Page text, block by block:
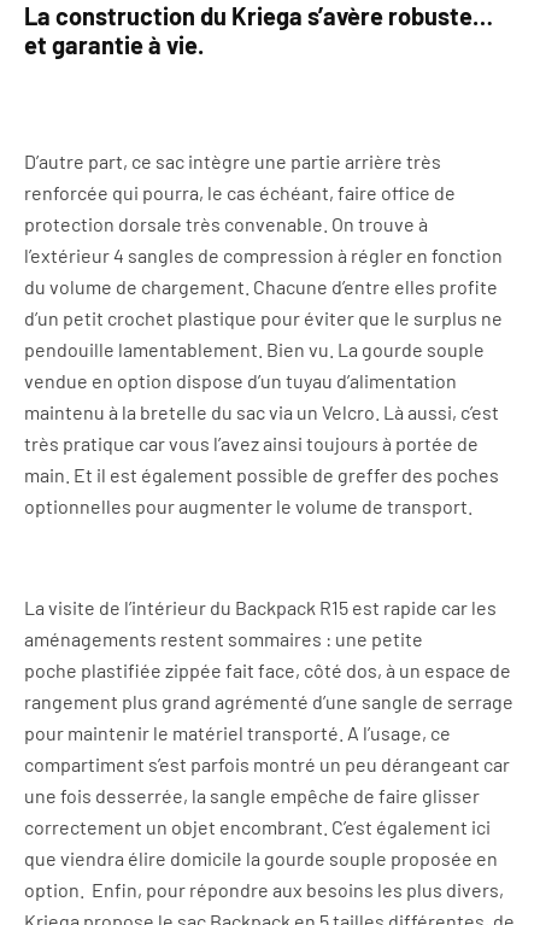
La construction du Kriega s’avère robuste…
et garantie à vie.
D’autre part, ce sac intègre une partie arrière très
renforcée qui pourra, le cas échéant, faire office de
protection dorsale très convenable. On trouve à
l’extérieur 4 sangles de compression à régler en fonction
du volume de chargement. Chacune d’entre elles profite
d’un petit crochet plastique pour éviter que le surplus ne
pendouille lamentablement. Bien vu. La gourde souple
vendue en option dispose d’un tuyau d’alimentation
maintenu à la bretelle du sac via un Velcro. Là aussi, c’est
très pratique car vous l’avez ainsi toujours à portée de
main. Et il est également possible de greffer des poches
optionnelles pour augmenter le volume de transport.
La visite de l’intérieur du Backpack R15 est rapide car les
aménagements restent sommaires : une petite
poche plastifiée zippée fait face, côté dos, à un espace de
rangement plus grand agrémenté d’une sangle de serrage
pour maintenir le matériel transporté. A l’usage, ce
compartiment s’est parfois montré un peu dérangeant car
une fois desserrée, la sangle empêche de faire glisser
correctement un objet encombrant. C’est également ici
que viendra élire domicile la gourde souple proposée en
option. Enfin, pour répondre aux besoins les plus divers,